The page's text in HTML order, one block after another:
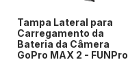
Tampa Lateral para
Carregamento da
Bateria da Câmera
GoPro MAX 2 - FUNPro